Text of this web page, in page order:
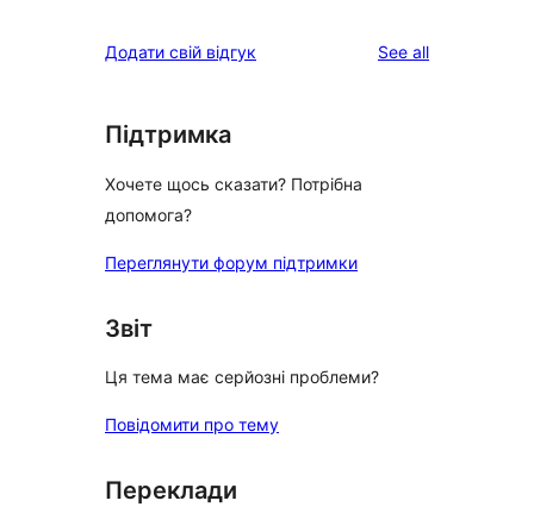
Додати свій відгук See allreviews
Підтримка
Хочете щось сказати? Потрібна
допомога?
Переглянути форум підтримки
Звіт
Ця тема має серйозні проблеми?
Повідомити про тему
Переклади